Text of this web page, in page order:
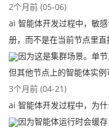
2个月前 (05-06)
ai 智能体开发过程中，敏
册，而不是在当前节点里直
因为这是集群场景。单
但其他节点上的智能体实
3个月前 (04-21)
ai 智能体开发过程中，为
因为智能体运行时会缓